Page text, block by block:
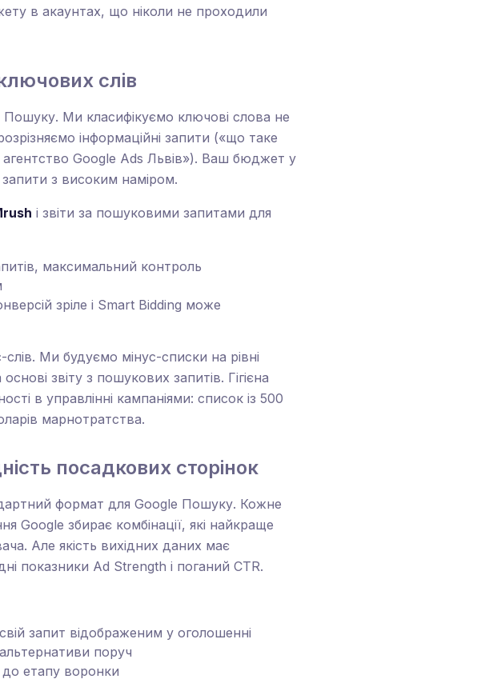
в акаунтах, що ніколи не проходили
слів
Ми класифікуємо ключові слова не
інформаційні запити («що таке
агентство Google Ads Львів»). Ваш бюджет у
запити з високим наміром.
і звіти за пошуковими запитами для
максимальний контроль
зріле і Smart Bidding може
Ми будуємо мінус-списки на рівні
звіту з пошукових запитів. Гігієна
в управлінні кампаніями: список із 500
марнотратства.
посадкових сторінок
формат для Google Пошуку. Кожне
Google збирає комбінації, які найкраще
Але якість вихідних даних має
показники Ad Strength і поганий CTR.
запит відображеним у оголошенні
поруч
етапу воронки